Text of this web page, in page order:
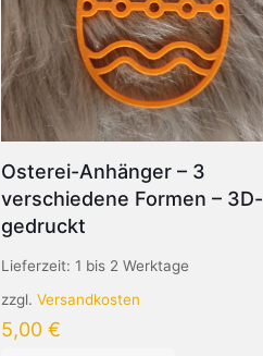
Osterei-Anhänger – 3
verschiedene Formen – 3D-
gedruckt
Lieferzeit: 1 bis 2 Werktage
zzgl. Versandkosten
5,00 €